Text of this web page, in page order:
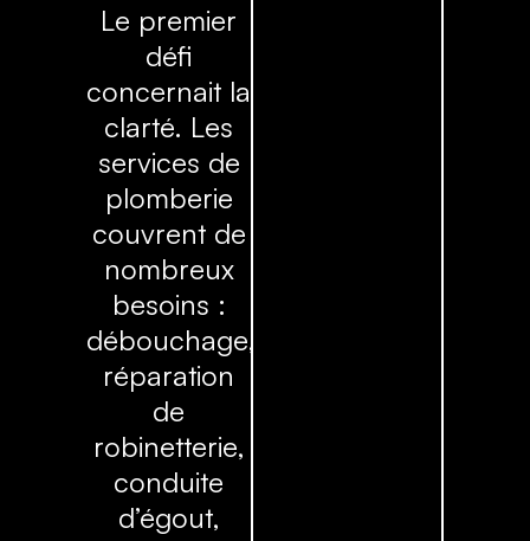
Le premier
défi
concernait la
clarté. Les
services de
plomberie
couvrent de
nombreux
besoins :
débouchage,
réparation
de
robinetterie,
conduite
d’égout,